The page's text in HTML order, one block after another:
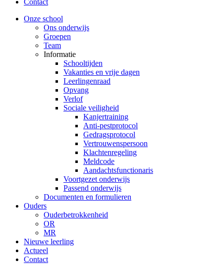
Contact
Onze school
Ons onderwijs
Groepen
Team
Informatie
Schooltijden
Vakanties en vrije dagen
Leerlingenraad
Opvang
Verlof
Sociale veiligheid
Kanjertraining
Anti-pestprotocol
Gedragsprotocol
Vertrouwenspersoon
Klachtenregeling
Meldcode
Aandachtsfunctionaris
Voortgezet onderwijs
Passend onderwijs
Documenten en formulieren
Ouders
Ouderbetrokkenheid
OR
MR
Nieuwe leerling
Actueel
Contact